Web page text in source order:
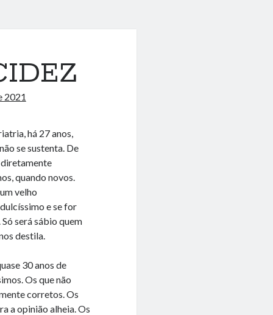
2021
há 27 anos,
se sustenta. De
diretamente
quando novos.
velho
e se for
será sábio quem
destila.
30 anos de
Os que não
corretos. Os
a opinião alheia. Os